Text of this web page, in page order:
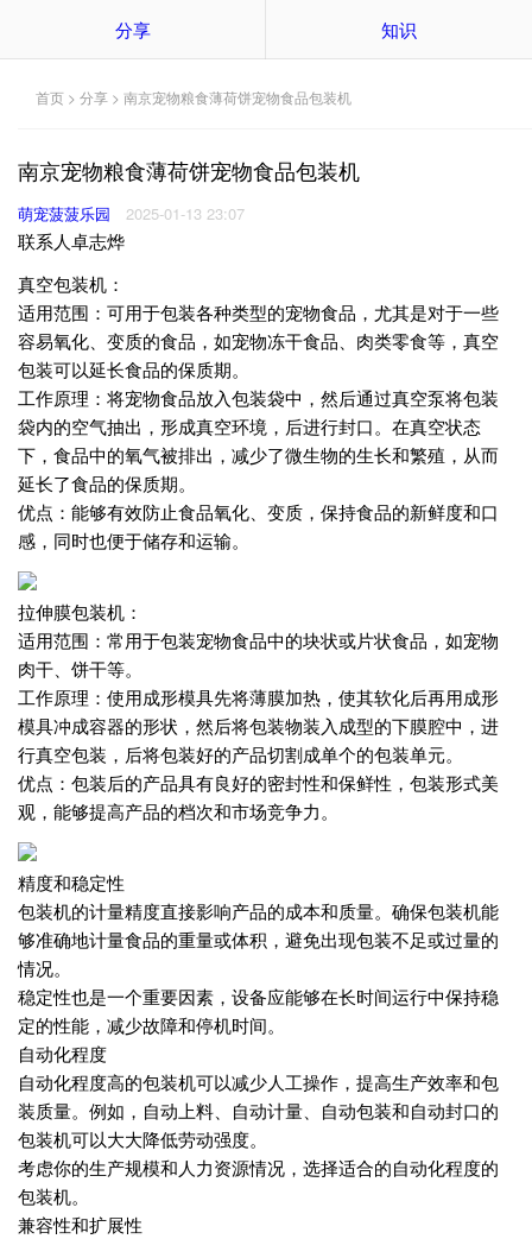
分享 知识
首页 > 分享 > 南京宠物粮食薄荷饼宠物食品包装机
南京宠物粮食薄荷饼宠物食品包装机
萌宠菠菠乐园 2025-01-13 23:07
联系人卓志烨
真空包装机：
适用范围：可用于包装各种类型的宠物食品，尤其是对于一些
容易氧化、变质的食品，如宠物冻干食品、肉类零食等，真空
包装可以延长食品的保质期。
工作原理：将宠物食品放入包装袋中，然后通过真空泵将包装
袋内的空气抽出，形成真空环境，后进行封口。在真空状态
下，食品中的氧气被排出，减少了微生物的生长和繁殖，从而
延长了食品的保质期。
优点：能够有效防止食品氧化、变质，保持食品的新鲜度和口
感，同时也便于储存和运输。
拉伸膜包装机：
适用范围：常用于包装宠物食品中的块状或片状食品，如宠物
肉干、饼干等。
工作原理：使用成形模具先将薄膜加热，使其软化后再用成形
模具冲成容器的形状，然后将包装物装入成型的下膜腔中，进
行真空包装，后将包装好的产品切割成单个的包装单元。
优点：包装后的产品具有良好的密封性和保鲜性，包装形式美
观，能够提高产品的档次和市场竞争力。
精度和稳定性
包装机的计量精度直接影响产品的成本和质量。确保包装机能
够准确地计量食品的重量或体积，避免出现包装不足或过量的
情况。
稳定性也是一个重要因素，设备应能够在长时间运行中保持稳
定的性能，减少故障和停机时间。
自动化程度
自动化程度高的包装机可以减少人工操作，提高生产效率和包
装质量。例如，自动上料、自动计量、自动包装和自动封口的
包装机可以大大降低劳动强度。
考虑你的生产规模和人力资源情况，选择适合的自动化程度的
包装机。
兼容性和扩展性